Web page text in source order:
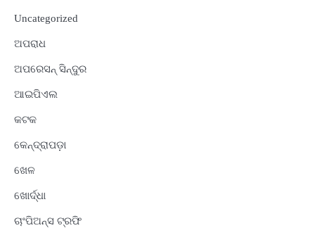
Uncategorized
ଅପରାଧ
ଅପରେସନ୍ ସିନ୍ଦୁର
ଆଇପିଏଲ
କଟକ
କେନ୍ଦ୍ରାପଡ଼ା
ଖେଳ
ଖୋର୍ଦ୍ଧା
ଚାଂପିଅନ୍ସ ଟ୍ରଫି